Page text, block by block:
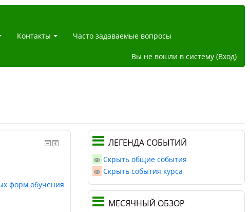
Контакты Часто задаваемые вопросы
Вы не вошли в систему (Вход)
форм обучения
ЛЕГЕНДА СОБЫТИЙ
Скрыть общие события
Скрыть события курса
МЕСЯЧНЫЙ ОБЗОР